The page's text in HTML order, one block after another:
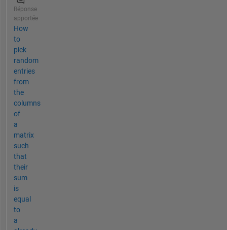
Réponse
apportée
How
to
pick
random
entries
from
the
columns
of
a
matrix
such
that
their
sum
is
equal
to
a